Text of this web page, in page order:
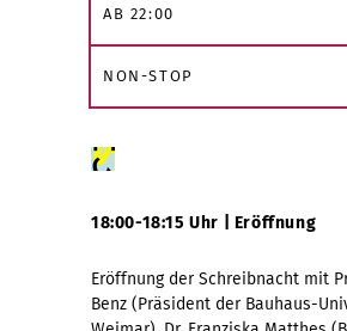
AB 22:00
NON-STOP
18:00-18:15 Uhr | Eröffnung
Eröffnung der Schreibnacht mit
Benz (Präsident der Bauhaus-